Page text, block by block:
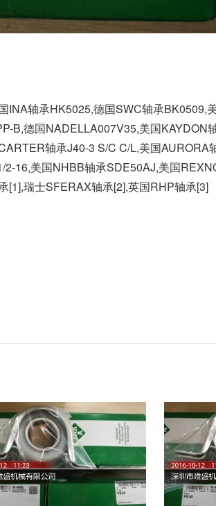
INA轴承HK5025,德国SWC轴承BK0509,
B,德国NADELLA007V35,美国KAYDON
轴承J40-3 S/C C/L,美国
2-16,美国NHBB轴承SDE50AJ,美国
[1],瑞士SFERAX轴承[2],英国RHP轴承[3]